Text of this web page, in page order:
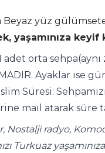
yüz
yaşamınıza
orta
Ayaklar ise
Süresi:
mail atarak süre
Nostalji radyo,
Turkuaz